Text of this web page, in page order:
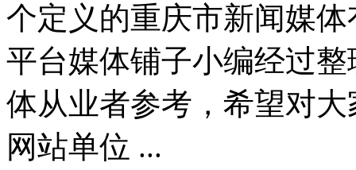
个定义的重庆市新闻媒
平台媒体铺子小编经过
体从业者参考，希望对
网站单位 ...